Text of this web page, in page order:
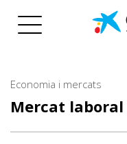
Economia i mercats
Mercat